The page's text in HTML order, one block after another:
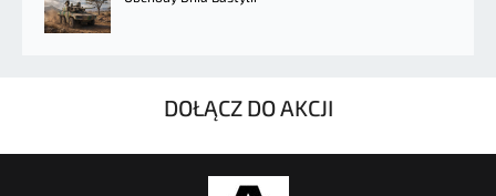
DOŁĄCZ DO AKCJI